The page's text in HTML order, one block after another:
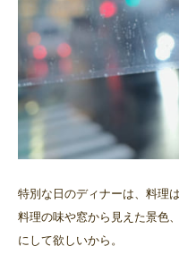
特別な日のディナーは、料理
料理の味や窓から見えた景色
にして欲しいから。